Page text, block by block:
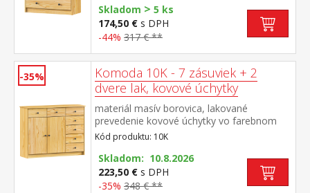
Skladom > 5 ks
174,50 € s DPH
-44% 317 € **
-35%
Komoda 10K - 7 zásuviek + 2
dvere lak, kovové úchytky
materiál masív borovica, lakované
prevedenie kovové úchytky vo farebnom
prevedení černená mosadz 7 zásuviek s
kovovými pojazdmi 2 dvierka, 1 variabilná
polica
Kód produktu: 10K
Skladom: 10.8.2026
223,50 € s DPH
-35% 348 € **